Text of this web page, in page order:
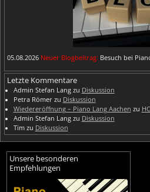
05.08.2026 Neuer Blogbeitrag: Besuch bei
Letzte Kommentare
Admin Stefan Langzu Diskussion
Petra Römerzu Diskussion
Wiedereröffnung – Piano Lang Aachen zu
Admin Stefan Langzu Diskussion
Timzu Diskussion
Unsere besonderen
Empfehlungen